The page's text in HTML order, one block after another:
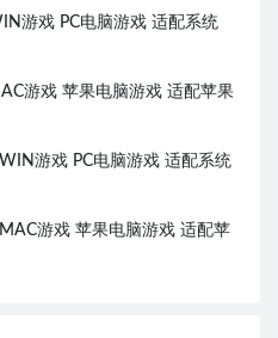
游戏 PC电脑游戏 适配系统
游戏 苹果电脑游戏 适配苹果
游戏 PC电脑游戏 适配系统
游戏 苹果电脑游戏 适配苹